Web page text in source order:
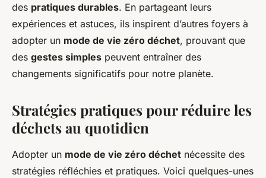
des pratiques durables. En partageant leurs
expériences et astuces, ils inspirent d’autres foyers à
adopter un mode de vie zéro déchet, prouvant que
des gestes simples peuvent entraîner des
changements significatifs pour notre planète.
Stratégies pratiques pour réduire les
déchets au quotidien
Adopter un mode de vie zéro déchet nécessite des
stratégies réfléchies et pratiques. Voici quelques-unes